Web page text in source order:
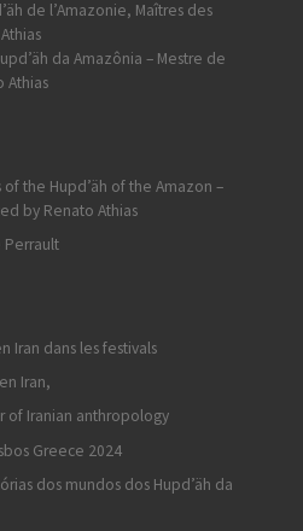
de l’Amazonie, Maîtres des
da Amazônia – Mestre de
Athias
the Hupd’äh of the Amazon –
by Renato Athias
Perrault
Iran dans les festivals
Iran,
of Iranian anthropology
Greece 2024
dos mundos dos Hupd’äh da